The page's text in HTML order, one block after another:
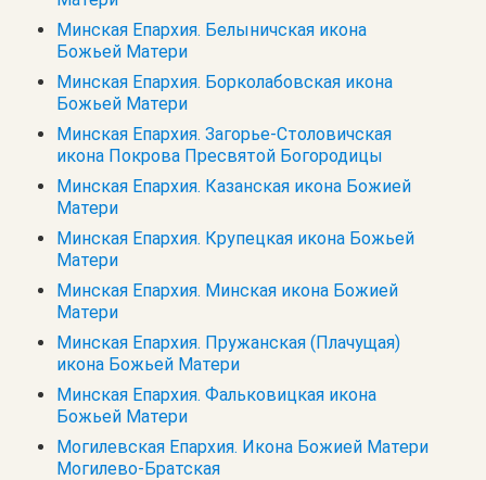
Минская Епархия. Белыничская икона
Божьей Матери
Минская Епархия. Борколабовская икона
Божьей Матери
Минская Епархия. Загорье-Столовичская
икона Покрова Пресвятой Богородицы
Минская Епархия. Казанская икона Божией
Матери
Минская Епархия. Крупецкая икона Божьей
Матери
Минская Епархия. Минская икона Божией
Матери
Минская Епархия. Пружанская (Плачущая)
икона Божьей Матери
Минская Епархия. Фальковицкая икона
Божьей Матери
Могилевская Епархия. Икона Божией Матери
Могилево-Братская